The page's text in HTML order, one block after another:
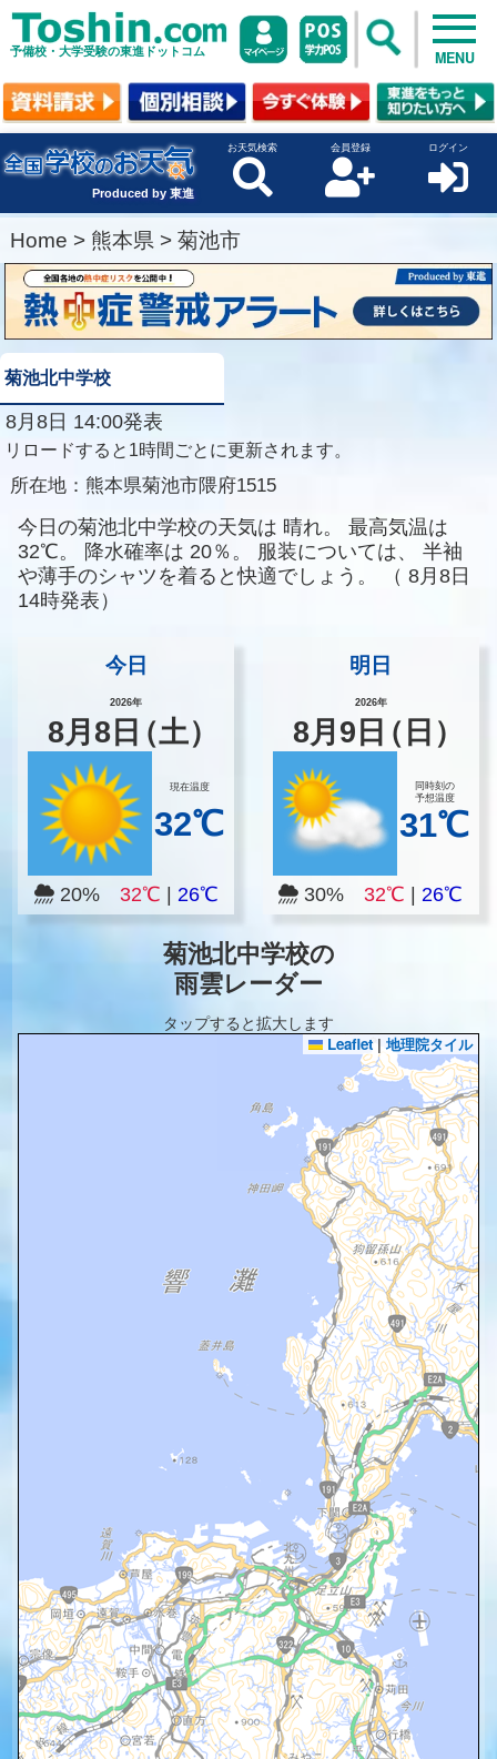
予備校・大学受験の東進ドットコム MENU
Produced by 東進
お天気検索 会員登録 ログイン
Home > 熊本県 > 菊池市
菊池北中学校
8月8日 14:00発表
リロードすると1時間ごとに更新されます。
所在地： 熊本県菊池市隈府1515
今日の菊池北中学校の天気は 晴れ。
最高気温は
32℃。
降水確率は 20％。 服装については、
半袖
や薄手のシャツを着ると快適でしょう。
（ 8月8日
14時発表）
今日
2026年
8月8 日（土）
現在温度
32℃
20% 32℃ 26℃
明日
2026年
8月 9 日（日）
同時刻の
予想温度
31℃
30% 32℃ |26℃
菊池北中学校の
雨雲レーダー
タップすると拡大します
Leaflet | 地理院タイル